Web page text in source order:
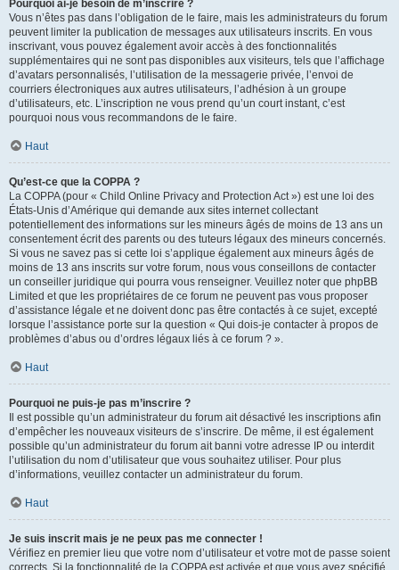
Pourquoi ai-je besoin de m’inscrire ?
Vous n’êtes pas dans l’obligation de le faire, mais les administrateurs du forum
peuvent limiter la publication de messages aux utilisateurs inscrits. En vous
inscrivant, vous pouvez également avoir accès à des fonctionnalités
supplémentaires qui ne sont pas disponibles aux visiteurs, tels que l’affichage
d’avatars personnalisés, l’utilisation de la messagerie privée, l’envoi de
courriers électroniques aux autres utilisateurs, l’adhésion à un groupe
d’utilisateurs, etc. L’inscription ne vous prend qu’un court instant, c’est
pourquoi nous vous recommandons de le faire.
Haut
Qu’est-ce que la COPPA ?
La COPPA (pour « Child Online Privacy and Protection Act ») est une loi des
États-Unis d’Amérique qui demande aux sites internet collectant
potentiellement des informations sur les mineurs âgés de moins de 13 ans un
consentement écrit des parents ou des tuteurs légaux des mineurs concernés.
Si vous ne savez pas si cette loi s’applique également aux mineurs âgés de
moins de 13 ans inscrits sur votre forum, nous vous conseillons de contacter
un conseiller juridique qui pourra vous renseigner. Veuillez noter que phpBB
Limited et que les propriétaires de ce forum ne peuvent pas vous proposer
d’assistance légale et ne doivent donc pas être contactés à ce sujet, excepté
lorsque l’assistance porte sur la question « Qui dois-je contacter à propos de
problèmes d’abus ou d’ordres légaux liés à ce forum ? ».
Haut
Pourquoi ne puis-je pas m’inscrire ?
Il est possible qu’un administrateur du forum ait désactivé les inscriptions afin
d’empêcher les nouveaux visiteurs de s’inscrire. De même, il est également
possible qu’un administrateur du forum ait banni votre adresse IP ou interdit
l’utilisation du nom d’utilisateur que vous souhaitez utiliser. Pour plus
d’informations, veuillez contacter un administrateur du forum.
Haut
Je suis inscrit mais je ne peux pas me connecter !
Vérifiez en premier lieu que votre nom d’utilisateur et votre mot de passe soient
corrects. Si la fonctionnalité de la COPPA est activée et que vous avez spécifié